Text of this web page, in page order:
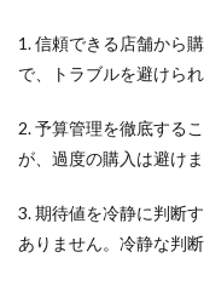
1. 信頼できる店舗から
で、トラブルを避けられ
2. 予算管理を徹底する
が、過度の購入は避けま
3. 期待値を冷静に判断
ありません。冷静な判断